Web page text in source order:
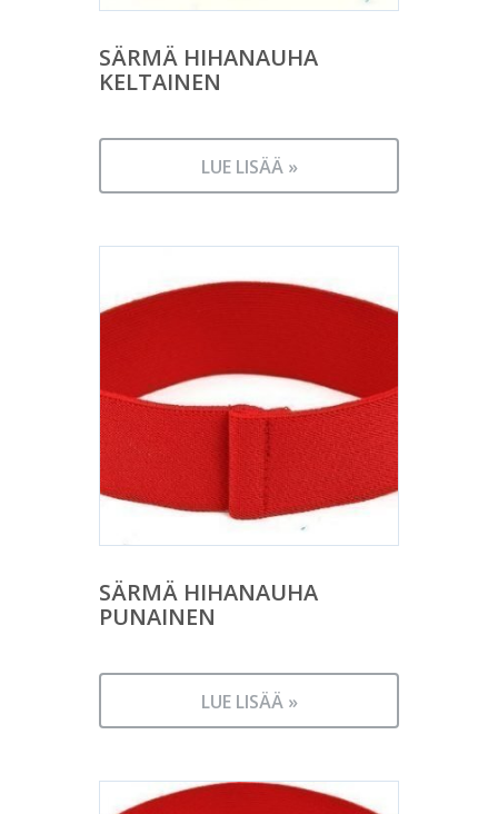
SÄRMÄ HIHANAUHA
KELTAINEN
LUE LISÄÄ »
SÄRMÄ HIHANAUHA
PUNAINEN
LUE LISÄÄ »